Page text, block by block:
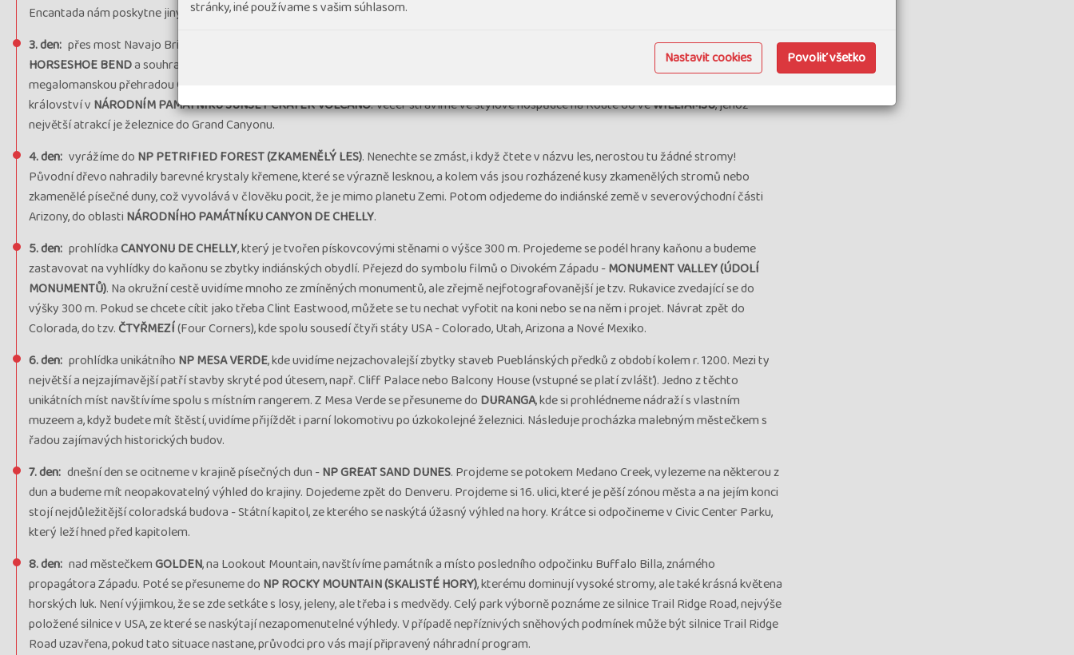
Encantada nám poskytne jiný pohled, uvidíme až k útesům Vermilion Cliffs a rezervaci kmene Hopiů a Navahů.
3. den: přes most Navajo Bridge dorazíme na území indiánského kmene Navajo. Ohromí nás světoznámá vyhlídka na oblouk řeky Colorado -
HORSESHOE BENDa souhra červených skal a slunečního svitu v LAKE POWELLs
megalomanskou přehradouGLEN CANYON DAM
království v NÁRODNÍM PAMÁTNÍKU SUNSET CRATER VOLCANO. Večer strávíme ve stylové hospůdce na Route 66 veWILLIAMSU, jehož
největší atrakcí je železnice do Grand Canyonu.
4. den: vyrážíme do NP PETRIFIED FOREST (ZKAMENĚLÝ LES). Nenechte se zmást, i když čtete v názvu les, nerostou tu žádné stromy!
Původní dřevo nahradily barevné krystaly křemene, které se výrazně lesknou, a kolem vás jsou rozházené kusy zkamenělých stromů nebo
zkamenělé písečné duny, což vyvolává v člověku pocit, že je mimo planetu Zemi. Potom odjedeme do indiánské země v severovýchodní části
Arizony, do oblasti NÁRODNÍHO PAMÁTNÍKU CANYON DE CHELLY.
5. den: prohlídkaCANYONU DE CHELLY, který je tvořen pískovcovými stěnami o výšce 300 m. Projedeme se podél hrany kaňonu a budeme
zastavovat na vyhlídky do kaňonu se zbytky indiánských obydlí. Přejezd do symbolu filmů o Divokém Západu -MONUMENT VALLEY (ÚDOLÍ
MONUMENTŮ). Na okružní cestě uvidíme mnoho ze zmíněných monumentů, ale zřejmě nejfotografovanější je tzv. Rukavice zvedající se do
výšky 300 m. Pokud se chcete cítit jako třeba Clint Eastwood, můžete se tu nechat vyfotit na koni nebo se na něm i projet. Návrat zpět do
Colorada, do tzv. ČTYŘMEZÍ(Four Corners), kde spolu sousedí čtyři státy USA - Colorado, Utah, Arizona a Nové Mexiko.
6. den: prohlídka unikátního NP MESA VERDE, kde uvidíme nejzachovalejší zbytky staveb Pueblánských předků z období kolem r. 1200. Mezi ty
největší a nejzajímavější patří stavby skryté pod útesem, např. Cliff Palace nebo Balcony House (vstupné se platí zvlášť). Jedno z těchto
unikátních míst navštívíme spolu s místním rangerem. Z Mesa Verde se přesuneme do DURANGA, kde si prohlédneme nádraží s vlastním
muzeem a, když budete mít štěstí, uvidíme přijíždět i parní lokomotivu po úzkokolejné železnici. Následuje procházka malebným městečkem s
řadou zajímavých historických budov.
7. den: dnešní den se ocitneme v krajině písečných dun -NP GREAT SAND DUNES. Projdeme se potokem Medano Creek, vylezeme na některou z
dun a budeme mít neopakovatelný výhled do krajiny. Dojedeme zpět do Denveru. Projdeme si 16. ulici, které je pěší zónou města a na jejím konci
stojí nejdůležitější coloradská budova - Státní kapitol, ze kterého se naskýtá úžasný výhled na hory. Krátce si odpočineme v Civic Center Parku,
který leží hned před kapitolem.
8. den: nad městečkemGOLDEN, na Lookout Mountain, navštívíme památník a místo posledního odpočinku Buffalo Billa, známého
propagátora Západu. Poté se přesuneme do NP ROCKY MOUNTAIN(SKALISTÉ HORY), kterému dominují vysoké stromy, ale také krásná květena
horských luk. Není výjimkou, že se zde setkáte s losy, jeleny, ale třeba i s medvědy. Celý park výborně poznáme ze silnice Trail Ridge Road, nejvýše
položené silnice v USA, ze které se naskýtají nezapomenutelné výhledy. V případě nepříznivých sněhových podmínek může být silnice Trail Ridge
Road uzavřena, pokud tato situace nastane, průvodci pro vás mají připravený náhradní program.
stránky, iné používame s vašim súhlasom.
Nastavit cookies Povoliť všetko